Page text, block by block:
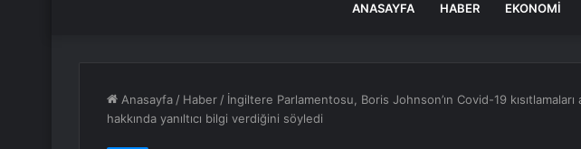
ANASAYFA HABER EKONOMI
Anasayfa / Haber / İngiltere Parlamentosu, Boris Johnson’ın Covid-19 kısıtlamaları
hakkında yanıltıcı bilgi verdiğini söyledi